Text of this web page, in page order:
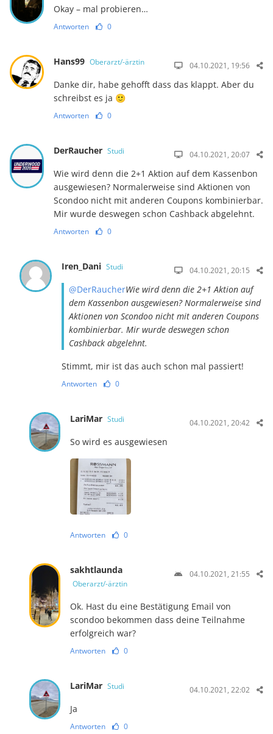
Okay – mal probieren…
Antworten 0
Hans99 Oberarzt/-ärztin 04.10.2021, 19:56
Danke dir, habe gehofft dass das klappt. Aber du
schreibst es ja 🙂
Antworten 0
DerRaucher Studi 04.10.2021, 20:07
Wie wird denn die 2+1 Aktion auf dem Kassenbon
ausgewiesen? Normalerweise sind Aktionen von
Scondoo nicht mit anderen Coupons kombinierbar.
Mir wurde deswegen schon Cashback abgelehnt.
Antworten 0
Iren_Dani Studi 04.10.2021, 20:15
@DerRaucherWie wird denn die 2+1 Aktion auf
dem Kassenbon ausgewiesen? Normalerweise sind
Aktionen von Scondoo nicht mit anderen Coupons
kombinierbar. Mir wurde deswegen schon
Cashback abgelehnt.
Stimmt, mir ist das auch schon mal passiert!
Antworten 0
LariMar Studi 04.10.2021, 20:42
So wird es ausgewiesen
Antworten 0
sakhtlaunda
Oberarzt/-ärztin
04.10.2021, 21:55
Ok. Hast du eine Bestätigung Email von
scondoo bekommen dass deine Teilnahme
erfolgreich war?
Antworten 0
LariMar Studi 04.10.2021, 22:02
Ja
Antworten 0